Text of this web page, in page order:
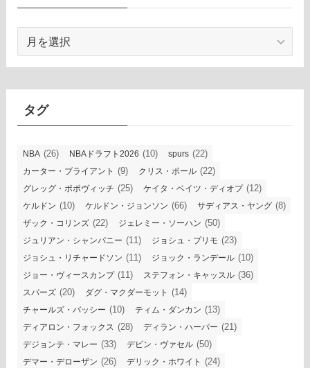
カ
イ
タグ
NBA (26) NBAドラフト2026 (10) spurs (22)
カーター・ブライアント (9) クリス・ポール (22)
グレッグ・ポポヴィッチ (25) ケイタ・ベイツ・ディオプ(12)
ケルドン (10) ケルドン・ジョンソン (66) サディアス・ヤング (8)
ザック・コリンズ (22) ジェレミー・ソーハン (50)
ジュリアン・シャンパニー (11) ジョシュ・プリモ (23)
ジョシュ・リチャードソン (11) ジョック・ランデール (10)
ジョー・ヴィースカンプ(11) ステフォン・キャッスル (36)
スパーズ (20) ダグ・マクダーモット (14)
チャールズ・バッシー (10) ティム・ダンカン (13)
ディアロン・フォックス (28) ディラン・ハーパー (21)
デジョンテ・マレー (33) デビン・ヴァセル (50)
デマー・デローザン (26) デリック・ホワイト (24)